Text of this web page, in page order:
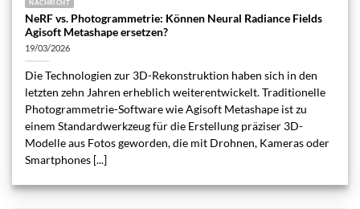
NACHRICHT
NeRF vs. Photogrammetrie: Können Neural Radiance Fields
Agisoft Metashape ersetzen?
19/03/2026
Die Technologien zur 3D-Rekonstruktion haben sich in den
letzten zehn Jahren erheblich weiterentwickelt. Traditionelle
Photogrammetrie-Software wie Agisoft Metashape ist zu
einem Standardwerkzeug für die Erstellung präziser 3D-
Modelle aus Fotos geworden, die mit Drohnen, Kameras oder
Smartphones [...]